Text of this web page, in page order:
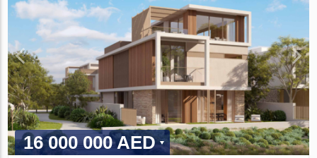
16 000 000 AED